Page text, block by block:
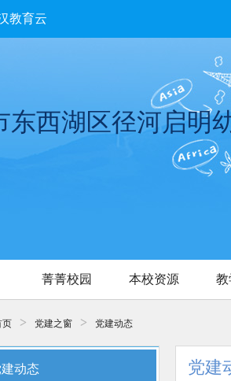
教育云
东西湖区径河启明
菁菁校园 本校资源 教
页 > 党建之窗 > 党建动态
动态 党建